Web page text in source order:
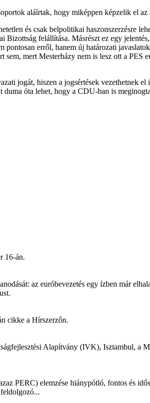
aláírtak, hogy miképpen képzelik el
és csak belpolitikai haszonszerzésre
felállítása. Másrészt ez egy
pontosan erről, hanem új határozati
mert Mesterházy nem is lesz ott a
jogát, hiszen a jogsértések vezethetnek
duma óta lehet, hogy a CDU-ban is
16-án.
az euróbevezetés egy ízben már
cikke a Hírszerzőn.
Alapítvány (IVK), Isztambul, a
PERC) elemzése hiánypótló, fontos és